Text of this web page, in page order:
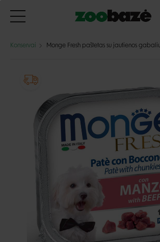
Konservai Monge Fresh paštetas su jautienos